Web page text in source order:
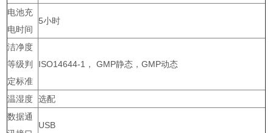
电池充
电时间
5小时
洁净度
等级判
定标准
ISO14644-1， GMP静态，GMP动态
温湿度 选配
数据通
USB